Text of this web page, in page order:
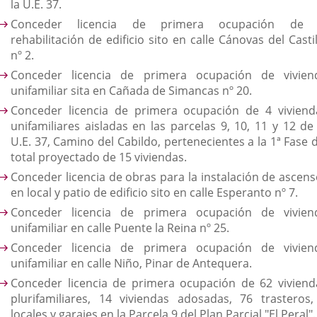
la U.E. 37.
Conceder licencia de primera ocupación de
rehabilitación de edificio sito en calle Cánovas del
nº 2.
Conceder licencia de primera ocupación de
unifamiliar sita en Cañada de Simancas nº 20.
Conceder licencia de primera ocupación de 4
unifamiliares aisladas en las parcelas 9, 10, 11 y 12
U.E. 37, Camino del Cabildo, pertenecientes a la 1ª Fase
total proyectado de 15 viviendas.
Conceder licencia de obras para la instalación de
en local y patio de edificio sito en calle Esperanto nº 7.
Conceder licencia de primera ocupación de
unifamiliar en calle Puente la Reina nº 25.
Conceder licencia de primera ocupación de
unifamiliar en calle Niño, Pinar de Antequera.
Conceder licencia de primera ocupación de 62
plurifamiliares, 14 viviendas adosadas, 76